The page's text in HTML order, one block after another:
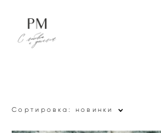
Сортировка: новинки